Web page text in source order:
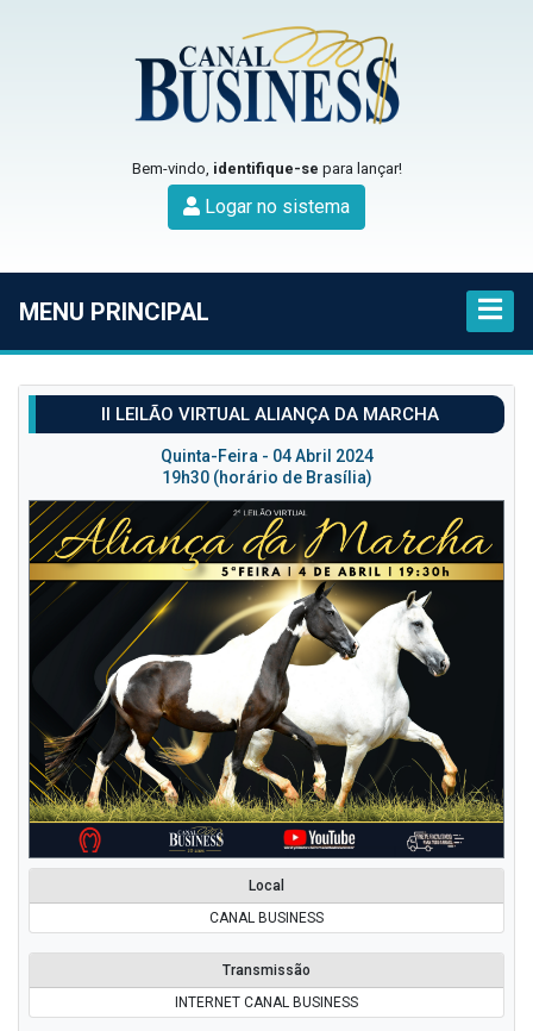
Bem-vindo, identifique-se para lançar!
Logar no sistema
MENU PRINCIPAL
II LEILÃO VIRTUAL ALIANÇA DA MARCHA
Quinta-Feira - 04 Abril 2024
19h30 (horário de Brasília)
Local
CANAL BUSINESS
Transmissão
INTERNET CANAL BUSINESS